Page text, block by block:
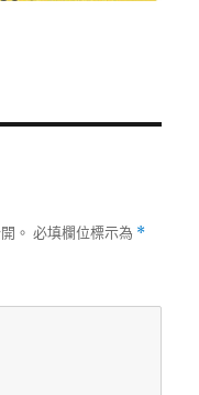
。 必填欄位標示為 *